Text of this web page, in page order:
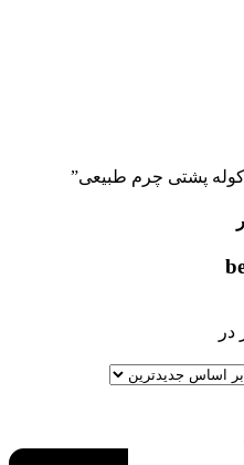
پشتی چرم طبیعی”